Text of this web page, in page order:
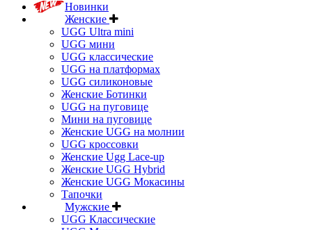
Новинки
Женские
UGG Ultra mini
UGG мини
UGG классические
UGG на платформах
UGG силиконовые
Женские Ботинки
UGG на пуговице
Мини на пуговице
Женские UGG на молнии
UGG кроссовки
Женские Ugg Lace-up
Женские UGG Hybrid
Женские UGG Мокасины
Тапочки
Мужские
UGG Классические